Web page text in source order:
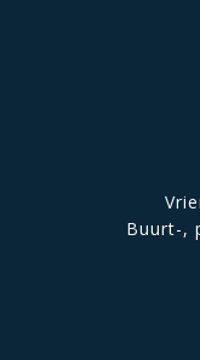
Buurt-,